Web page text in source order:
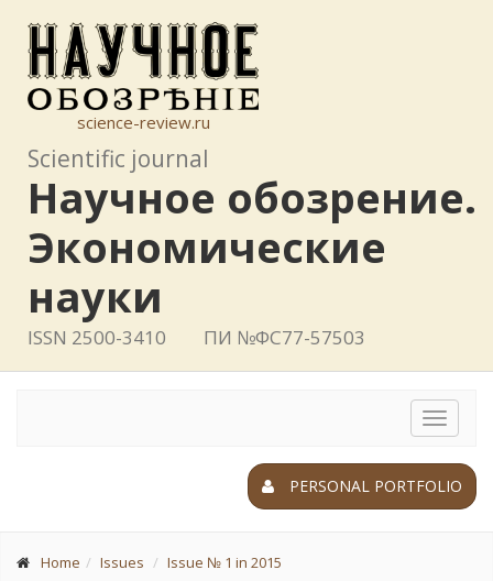
science-review.ru
Scientific journal
Научное обозрение.
Экономические
науки
ISSN 2500-3410 ПИ №ФС77-57503
Toggle
PERSONAL PORTFOLIO
Home Issues Issue № 1 in 2015